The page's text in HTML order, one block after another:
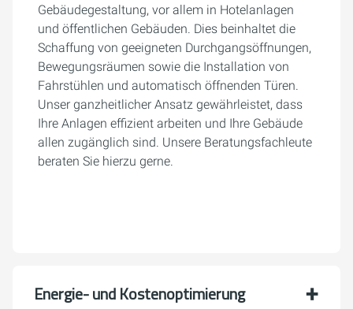
Gebäudegestaltung, vor allem in Hotelanlagen
und öffentlichen Gebäuden. Dies beinhaltet die
Schaffung von geeigneten Durchgangsöffnungen,
Bewegungsräumen sowie die Installation von
Fahrstühlen und automatisch öffnenden Türen.
Unser ganzheitlicher Ansatz gewährleistet, dass
Ihre Anlagen effizient arbeiten und Ihre Gebäude
allen zugänglich sind. Unsere Beratungsfachleute
beraten Sie hierzu gerne.
Energie- und Kostenoptimierung